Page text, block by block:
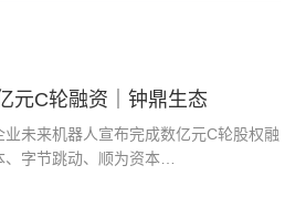
元C轮融资｜钟鼎生态
未来机器人宣布完成数亿元C轮股权融
、字节跳动、顺为资本…